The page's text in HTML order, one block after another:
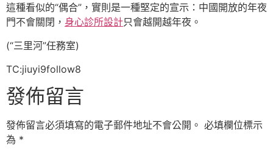
這種看似的“偶合”，實則是一種堅定的宣示：中國開放的年夜
門不會關閉， 身心診所設計只會越開越年夜。
(“三里河”任務室)
TC:jiuyi9follow8
發佈留言
發佈留言必須填寫的電子郵件地址不會公開。 必填欄位標示
為 *